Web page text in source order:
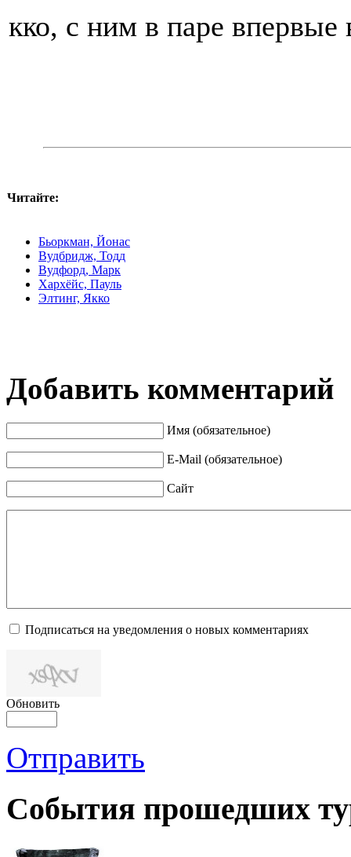
кко, с ним в паре
Читайте:
Бьоркман, Йонас
Вудбридж, Тодд
Вудфорд, Марк
Хархёйс, Пауль
Элтинг, Якко
Добавить комментарий
Имя (обязательное)
E-Mail (обязательное)
Сайт
Подписаться на уведомления о новых комментариях
Обновить
Отправить
События прошедших